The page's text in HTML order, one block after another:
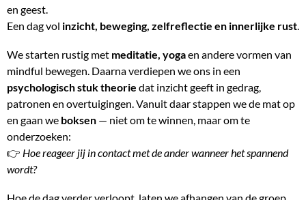
en geest.
Een dag vol inzicht, beweging, zelfreflectie en innerlijke rust.
We starten rustig met meditatie, yogaen andere vormen van
mindful bewegen. Daarna verdiepen we ons in een
psychologisch stuk theorie dat inzicht geeft in gedrag,
patronen en overtuigingen. Vanuit daar stappen we de mat op
en gaan we boksen — niet om te winnen, maar om te
onderzoeken:
👉 Hoe reageer jij in contact met de ander wanneer het spannend
wordt?